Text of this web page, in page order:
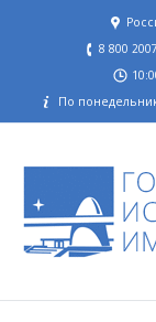
8 800
По